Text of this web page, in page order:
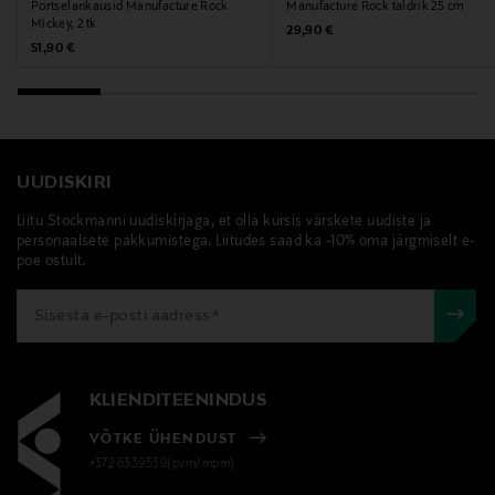
villeroy & boch, taldrik, portselantaldrik, söögitaldrik
Portselankausid Manufacture Rock
Mickey, 2 tk
Original Price
51,90 €
Manufacture Rock taldrik 25 cm
Original Price
29,90 €
UUDISKIRI
Liitu Stockmanni uudiskirjaga, et olla kursis värskete uudiste ja
personaalsete pakkumistega. Liitudes saad ka -10% oma järgmiselt e-
poe ostult.
KLIENDITEENINDUS
VÕTKE ÜHENDUST
+372 6339539(pvm/mpm)